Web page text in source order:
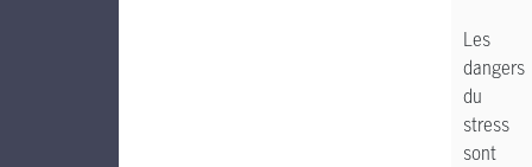
Les
dangers
du
stress
sont